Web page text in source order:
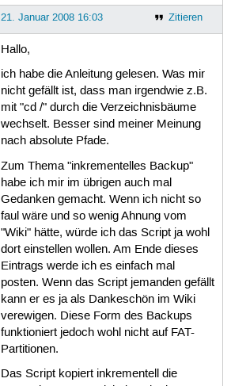
Zitieren
21. Januar 2008 16:03
Hallo,
ich habe die Anleitung gelesen. Was mir
nicht gefällt ist, dass man irgendwie z.B.
mit "cd /" durch die Verzeichnisbäume
wechselt. Besser sind meiner Meinung
nach absolute Pfade.
Zum Thema "inkrementelles Backup"
habe ich mir im übrigen auch mal
Gedanken gemacht. Wenn ich nicht so
faul wäre und so wenig Ahnung vom
"Wiki" hätte, würde ich das Script ja wohl
dort einstellen wollen. Am Ende dieses
Eintrags werde ich es einfach mal
posten. Wenn das Script jemanden gefällt
kann er es ja als Dankeschön im Wiki
verewigen. Diese Form des Backups
funktioniert jedoch wohl nicht auf FAT-
Partitionen.
Das Script kopiert inkrementell die